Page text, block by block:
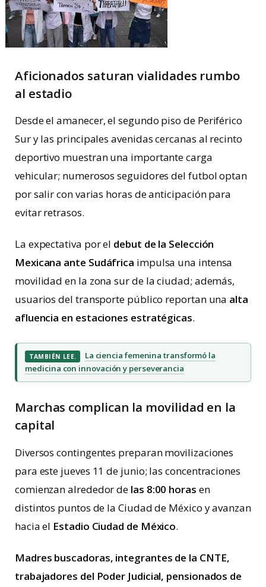
Aficionados saturan vialidades rumbo
al estadio
Desde el amanecer, el segundo piso de Periférico
Sur y las principales avenidas cercanas al recinto
deportivo muestran una importante carga
vehicular; numerosos seguidores del futbol optan
por salir con varias horas de anticipación para
evitar retrasos.
La expectativa por el debut de la Selección
Mexicana ante Sudáfrica impulsa una intensa
movilidad en la zona sur de la ciudad; además,
usuarios del transporte público reportan una alta
afluencia en estaciones estratégicas.
TAMBIÉN LEE.
La ciencia femenina transformó la
medicina con innovación y perseverancia
Marchas complican la movilidad en la
capital
Diversos contingentes preparan movilizaciones
para este jueves 11 de junio; las concentraciones
comienzan alrededor de las 8:00 horas en
distintos puntos de la Ciudad de México y avanzan
hacia el Estadio Ciudad de México.
Madres buscadoras, integrantes de la CNTE,
trabajadores del Poder Judicial, pensionados de